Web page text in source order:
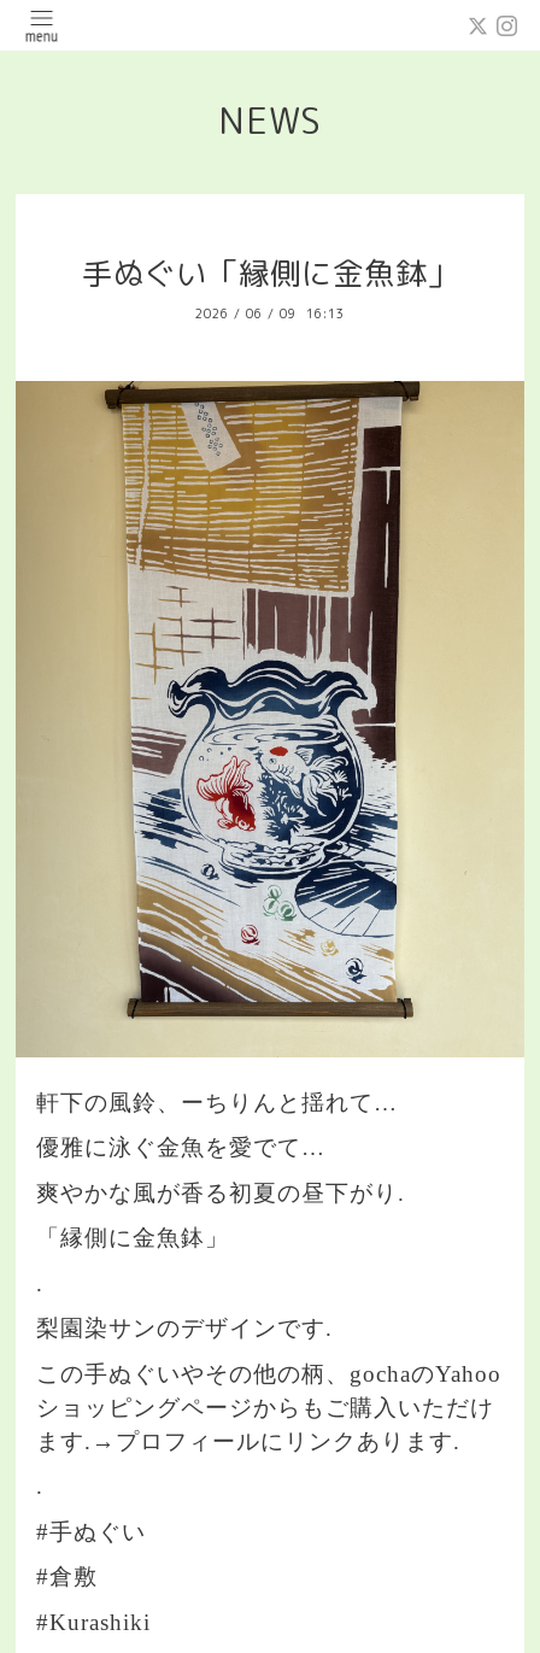
NEWS
手ぬぐい「縁側に金魚鉢」
2026 / 06 / 09 16:13
軒下の風鈴、ーちりんと揺れて…
優雅に泳ぐ金魚を愛でて…
爽やかな風が香る初夏の昼下がり.
「縁側に金魚鉢」
.
梨園染サンのデザインです.
この手ぬぐいやその他の柄、gochaのYahoo
ショッピングページからもご購入いただけ
ます.→プロフィールにリンクあります.
.
#手ぬぐい
#倉敷
#Kurashiki